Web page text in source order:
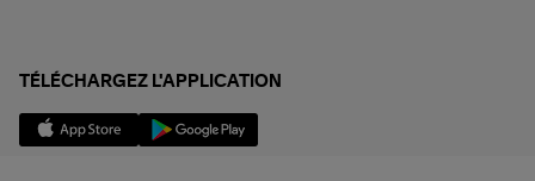
TÉLÉCHARGEZ L'APPLICATION